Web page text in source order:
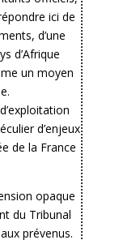
ici de
d’une
d’Afrique
un moyen
d’enjeux
de la France
opaque
du Tribunal
prévenus.